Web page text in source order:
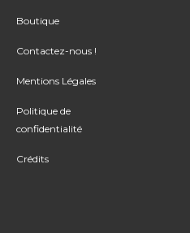
Boutique
Contactez-nous !
Mentions Légales
Politique de
confidentialité
Crédits